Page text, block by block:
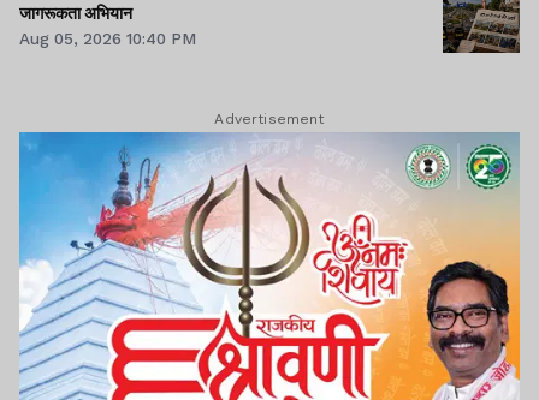
जागरूकता अभियान
Aug 05, 2026 10:40 PM
Advertisement